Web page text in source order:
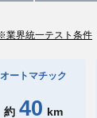
業界統一テスト条件
オートマチック
約 40 km